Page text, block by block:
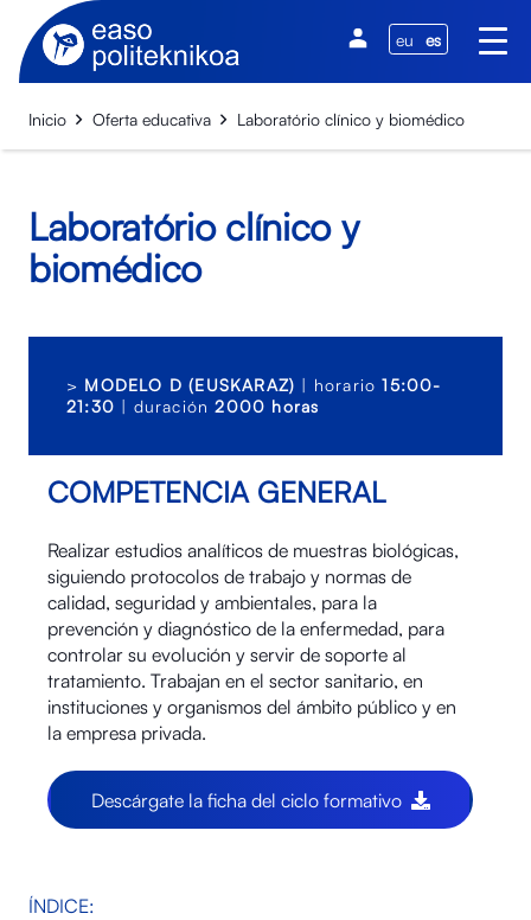
eu es
Inicio Oferta educativa Laboratório clínico y biomédico
Laboratório clínico y
biomédico
> MODELO D (EUSKARAZ) | horario15:00-
21:30 | duración2000 horas
COMPETENCIA GENERAL
Realizar estudios analíticos de muestras biológicas,
siguiendo protocolos de trabajo y normas de
calidad, seguridad y ambientales, para la
prevención y diagnóstico de la enfermedad, para
controlar su evolución y servir de soporte al
tratamiento. Trabajan en el sector sanitario, en
instituciones y organismos del ámbito público y en
la empresa privada.
Descárgate la ficha del ciclo formativo
ÍNDICE: